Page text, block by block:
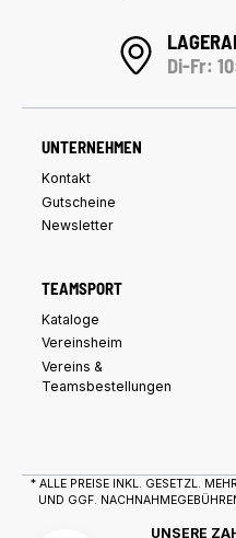
Di-Fr:
UNTERNEHMEN
Kontakt
Gutscheine
Newsletter
TEAMSPORT
Kataloge
Vereinsheim
Vereins &
Teamsbestellungen
* ALLE PREISE INKL. GESETZL.
UND GGF.
UNSERE